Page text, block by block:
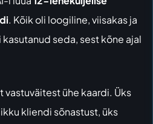
. Kõik oli loogiline, viisakas ja
seda, sest kõne ajal
vastuväitest ühe kaardi. Üks
kliendi sõnastust, üks